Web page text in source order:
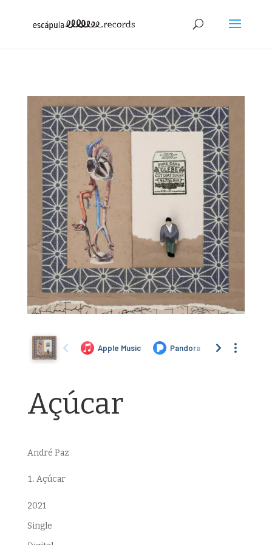
Açúcar
André Paz
Açúcar
2021
Single